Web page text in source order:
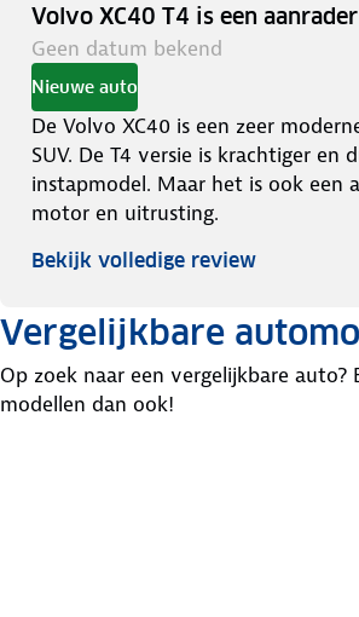
Volvo XC40 T4 is een aanrader
Geen datum bekend
Nieuwe auto
De Volvo XC40 is een zeer
SUV. De T4 versie is krachtiger en
instapmodel. Maar het is ook een
motor en uitrusting.
Bekijk volledige review
Vergelijkbare
Op zoek naar een vergelijkbare auto?
modellen dan ook!